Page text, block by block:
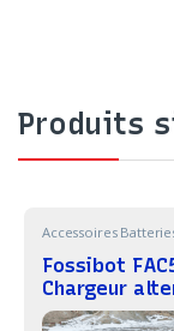
Produits
Accessoires
Fossibot
Chargeur